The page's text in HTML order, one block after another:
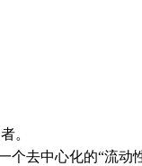
。
去中心化的“流动